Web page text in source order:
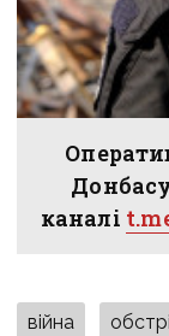
каналі
війна